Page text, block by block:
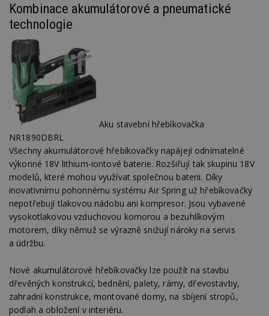
Kombinace akumulátorové a pneumatické
technologie
Aku stavební hřebíkovačka
NR1890DBRL
Všechny akumulátorové hřebíkovačky napájejí odnímatelné
výkonné 18V lithium-iontové baterie. Rozšiřují tak skupinu 18V
modelů, které mohou využívat společnou baterii. Díky
inovativnímu pohonnému systému Air Spring už hřebíkovačky
nepotřebují tlakovou nádobu ani kompresor. Jsou vybavené
vysokotlakovou vzduchovou komorou a bezuhlíkovým
motorem, díky němuž se výrazně snižují nároky na servis
a údržbu.
Nové akumulátorové hřebíkovačky lze použít na stavbu
dřevěných konstrukcí, bednění, palety, rámy, dřevostavby,
zahradní konstrukce, montované domy, na sbíjení stropů,
podlah a obložení v interiéru.